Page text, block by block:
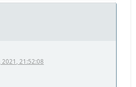
21:52:08